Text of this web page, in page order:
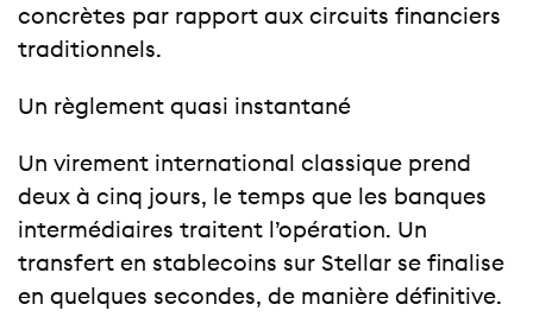
concrètes par rapport aux circuits financiers
traditionnels.
Un règlement quasi instantané
Un virement international classique prend
deux à cinq jours, le temps que les banques
intermédiaires traitent l’opération. Un
transfert en stablecoins sur Stellar se finalise
en quelques secondes, de manière définitive.